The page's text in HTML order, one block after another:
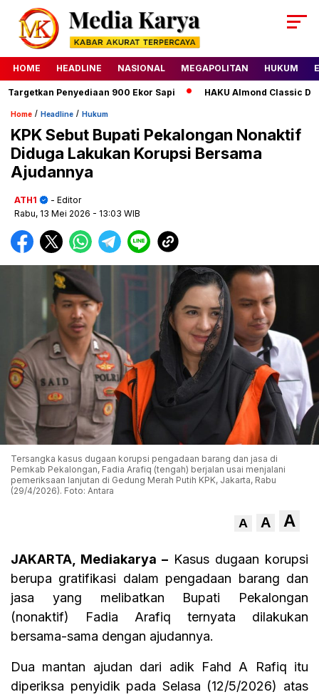
HOME HEADLINE NASIONAL MEGAPOLITAN HUKUM
Penyediaan 900 Ekor Sapi HAKU Almond Classic
Home / Headline / Hukum
KPK Sebut Bupati Pekalongan Nonaktif
Diduga Lakukan Korupsi Bersama
Ajudannya
ATH1
- Editor
Rabu, 13 Mei 2026 - 13:03 WIB
Tersangka kasus dugaan korupsi pengadaan barang dan jasa di
Pemkab Pekalongan, Fadia Arafiq (tengah) berjalan usai menjalani
pemeriksaan lanjutan di Gedung Merah Putih KPK, Jakarta, Rabu
(29/4/2026). Foto: Antara
A A A
JAKARTA, Mediakarya – Kasus dugaan korupsi
berupa gratifikasi dalam pengadaan barang dan
jasa yang melibatkan Bupati Pekalongan
(nonaktif) Fadia Arafiq ternyata dilakukan
bersama-sama dengan ajudannya.
Dua mantan ajudan dari adik Fahd A Rafiq itu
diperiksa penyidik pada Selasa (12/5/2026) atas